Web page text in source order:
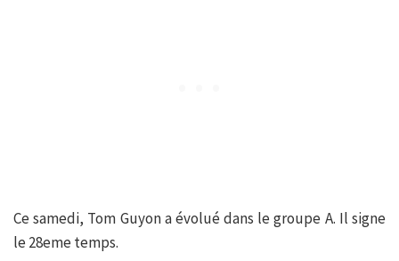
Ce samedi, Tom Guyon a évolué dans le groupe A. Il signe
le 28eme temps.